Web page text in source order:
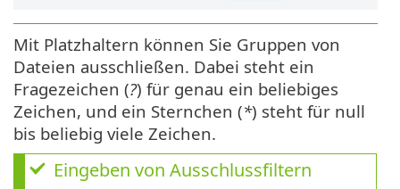
Mit Platzhaltern können Sie Gruppen von
Dateien ausschließen. Dabei steht ein
Fragezeichen (?) für genau ein beliebiges
Zeichen, und ein Sternchen (*) steht für null
bis beliebig viele Zeichen.
Eingeben von Ausschlussfiltern